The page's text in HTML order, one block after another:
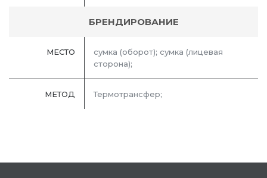
БРЕНДИРОВАНИЕ
МЕСТО
сумка (оборот); сумка (лицевая
сторона);
МЕТОД Термотрансфер;